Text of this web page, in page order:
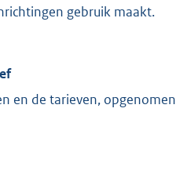
gebruik maakt.
en de tarieven,